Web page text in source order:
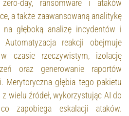
day, ransomware i ataków
a także zaawansowaną analitykę
głęboką analizę incydentów i
Automatyzacja reakcji obejmuje
czasie rzeczywistym, izolację
oraz generowanie raportów
Merytoryczna głębia tego pakietu
wielu źródeł, wykorzystując AI do
zapobiega eskalacji ataków.